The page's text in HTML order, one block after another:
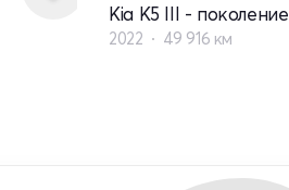
Kia K5 III - поколение
2022 49 916 км